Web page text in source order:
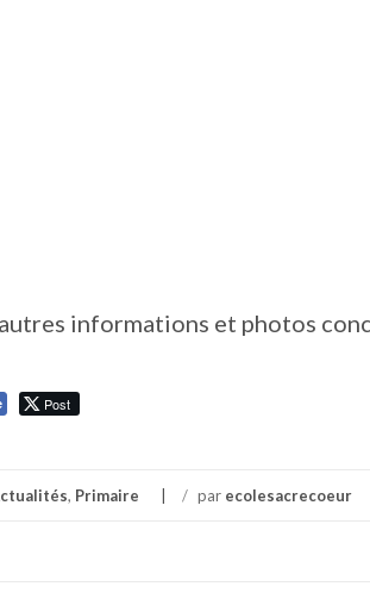
informations et photos
Post
, Primaire / par ecolesacrecoeur